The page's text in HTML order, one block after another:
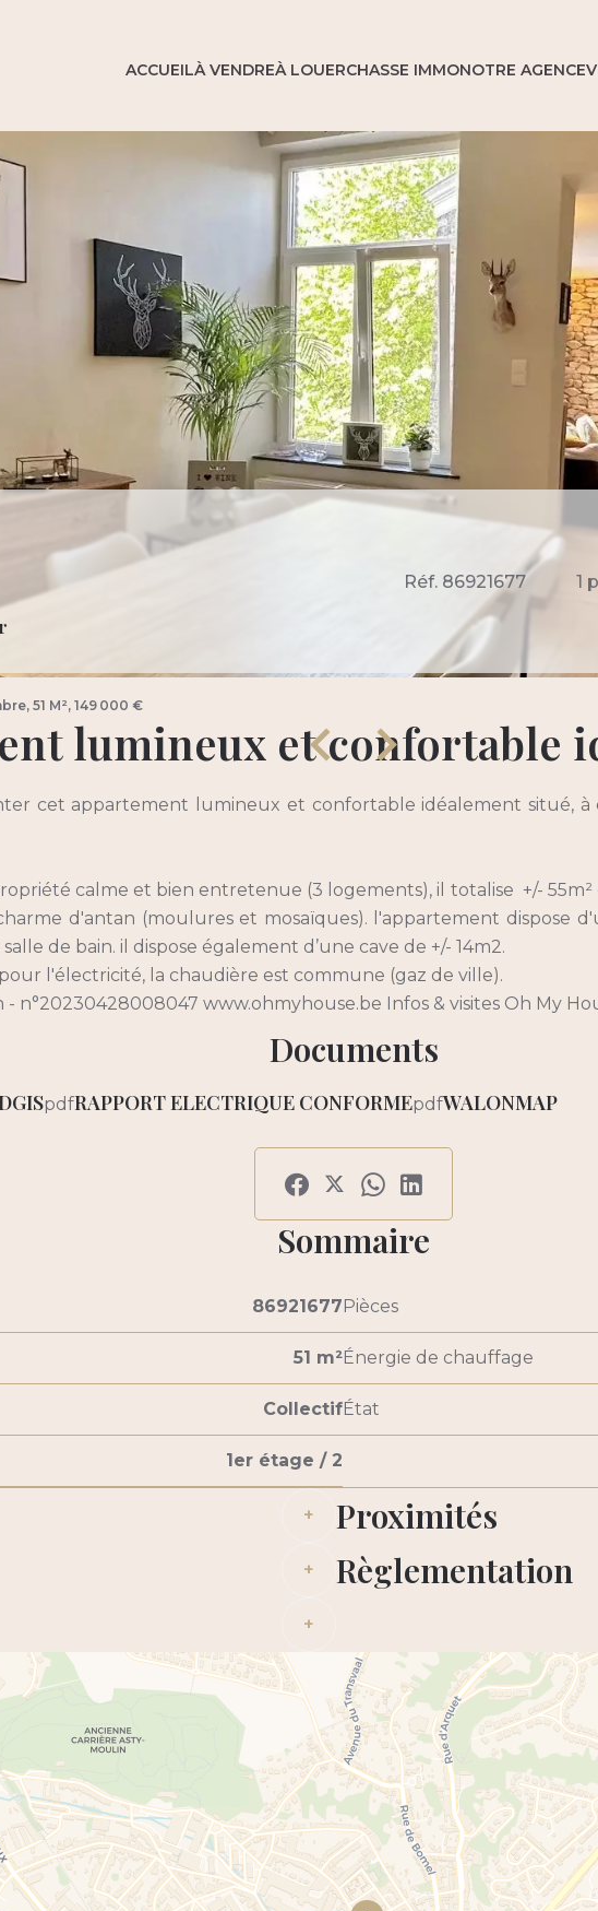
ACCUEILÀ VENDREÀ LOUERCHASSE IMMONOTRE AGENCE
Réf. 86921677 1
51 M², 149 000 €
lumineux et confortable
cet appartement lumineux et confortable idéalement situé,
calme et bien entretenue (3 logements), il totalise +/-
d'antan (moulures et mosaïques). l'appartement dispose
de bain. il dispose également d’une cave de +/- 14m2.
l'électricité, la chaudière est commune (gaz de ville).
n°20230428008047 www.ohmyhouse.be Infos & visites Oh My
Documents
pdfRAPPORT ELECTRIQUE CONFORMEpdfWALONMAP
Sommaire
86921677Pièces
51 m²Énergie de chauffage
CollectifÉtat
1er étage / 2
+
Proximités
+
Règlementation
+